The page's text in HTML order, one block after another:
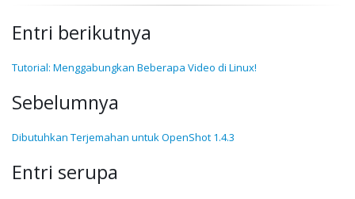
Entri berikutnya
Tutorial: Menggabungkan Beberapa Video di Linux!
Sebelumnya
Dibutuhkan Terjemahan untuk OpenShot 1.4.3
Entri serupa